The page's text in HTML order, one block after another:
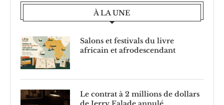
À LA UNE
Salons et festivals du livre
africain et afrodescendant
Le contrat à 2 millions de dollars